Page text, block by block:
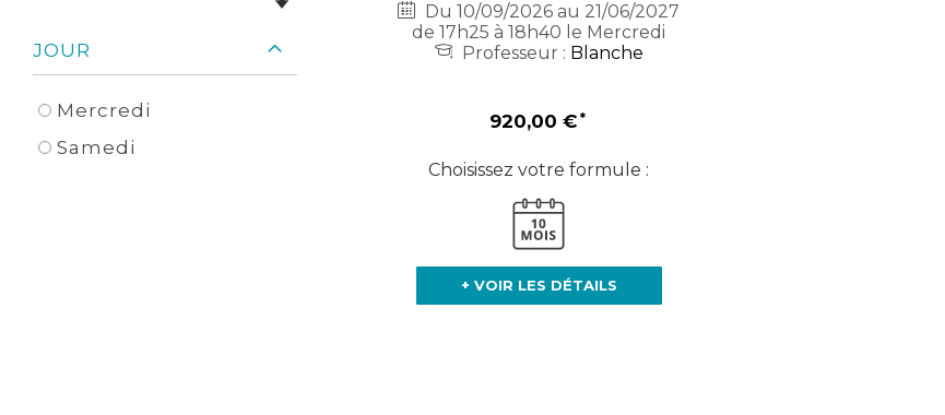
Du 10/09/2026 au 21/06/2027
de 17h25 à 18h40 le Mercredi
Professeur : Blanche
920,00 €
Choisissez votre formule :
+ VOIR LES DÉTAILS
JOUR
Mercredi
Samedi